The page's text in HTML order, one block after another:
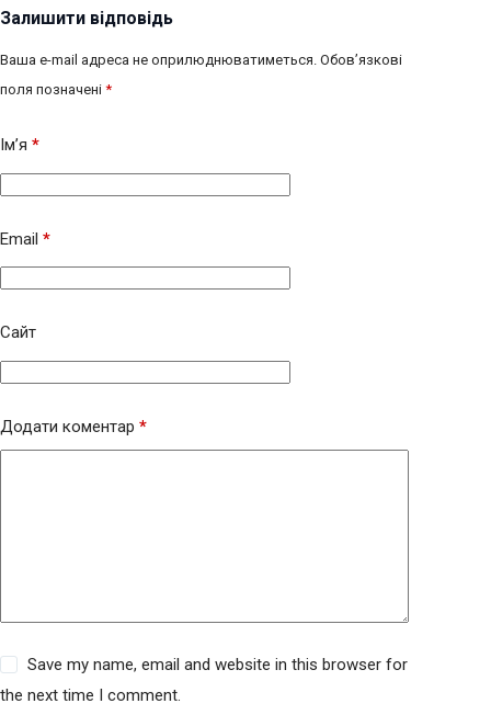
Залишити відповідь
Ваша e-mail адреса не оприлюднюватиметься. Обов’язкові
поля позначені *
Ім’я *
Email *
Сайт
Додати коментар *
Save my name, email and website in this browser for
the next time I comment.